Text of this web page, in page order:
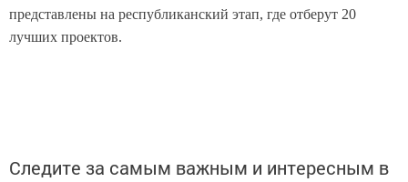
представлены на республиканский этап, где отберут 20
лучших проектов.
Следите за самым важным и интересным в